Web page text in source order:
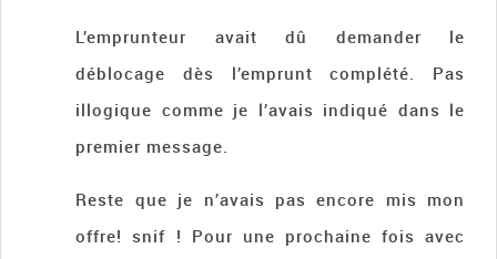
L’emprunteur avait dû demander le
déblocage dès l’emprunt complété. Pas
illogique comme je l’avais indiqué dans le
premier message.
Reste que je n’avais pas encore mis mon
offre! snif ! Pour une prochaine fois avec